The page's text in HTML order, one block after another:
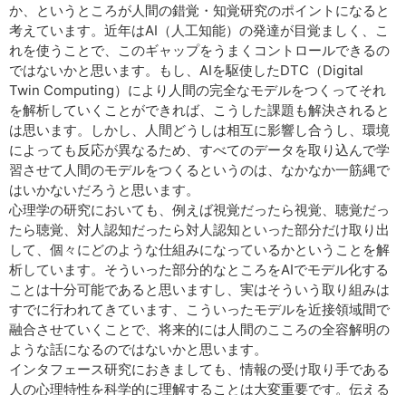
か、というところが人間の錯覚・知覚研究のポイントになると
考えています。近年はAI（人工知能）の発達が目覚ましく、こ
れを使うことで、このギャップをうまくコントロールできるの
ではないかと思います。もし、AIを駆使したDTC（Digital
Twin Computing）により人間の完全なモデルをつくってそれ
を解析していくことができれば、こうした課題も解決されると
は思います。しかし、人間どうしは相互に影響し合うし、環境
によっても反応が異なるため、すべてのデータを取り込んで学
習させて人間のモデルをつくるというのは、なかなか一筋縄で
はいかないだろうと思います。
心理学の研究においても、例えば視覚だったら視覚、聴覚だっ
たら聴覚、対人認知だったら対人認知といった部分だけ取り出
して、個々にどのような仕組みになっているかということを解
析しています。そういった部分的なところをAIでモデル化する
ことは十分可能であると思いますし、実はそういう取り組みは
すでに行われてきています、こういったモデルを近接領域間で
融合させていくことで、将来的には人間のこころの全容解明の
ような話になるのではないかと思います。
インタフェース研究におきましても、情報の受け取り手である
人の心理特性を科学的に理解することは大変重要です。伝える